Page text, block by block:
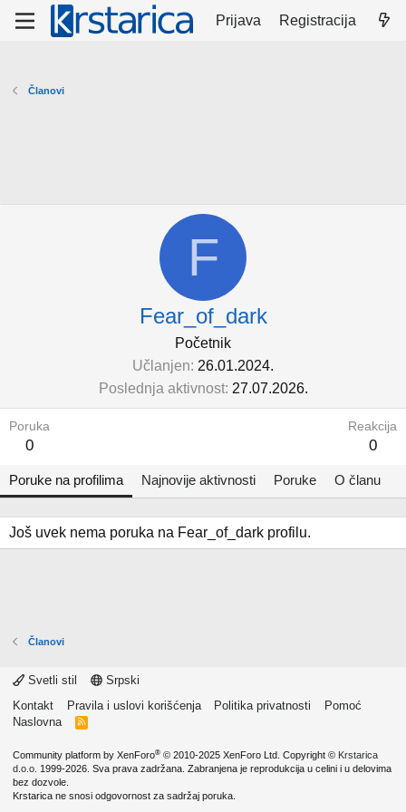
Prijava Registracija
Članovi
F
Fear_of_dark
Početnik
Učlanjen 26.01.2024.
Poslednja aktivnost 27.07.2026.
Poruka
0
Reakcija
0
Poruke na profilima Najnovije aktivnosti Poruke O članu
Još uvek nema poruka na Fear_of_dark profilu.
Članovi
Svetli stil
Srpski
Kontakt
Pravila i uslovi korišćenja Politika privatnosti
Pomoć
Naslovna
R
Community platform by XenForo® © 2010-2025 XenForo Ltd. Copyright © Krstarica
d.o.o. 1999-2026. Sva prava zadržana. Zabranjena je reprodukcija u celini i u delovima
bez dozvole.
Krstarica ne snosi odgovornost za sadržaj poruka.